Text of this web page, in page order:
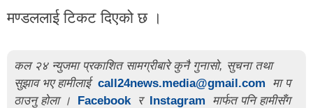
मण्डललाई टिकट दिएको छ ।
कल २४ न्युजमा प्रकाशित सामग्रीबारे कुनै गुनासो, सुचना तथा
सुझाव भए हामीलाई call24news.media@gmail.com
मा प
ठाउनु होला ।
Facebook र Instagram
मार्फत पनि हामीसँग